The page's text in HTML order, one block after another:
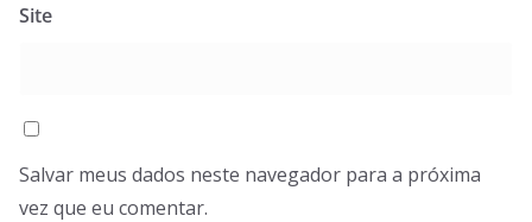
Site
Salvar meus dados neste navegador para a próxima
vez que eu comentar.